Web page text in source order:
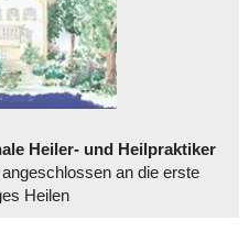
Heiler- und Heilpraktiker
an die erste
Heilen